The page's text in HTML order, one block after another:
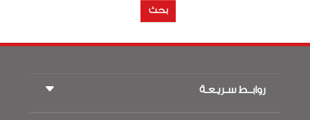
بحث
روابــط سـريـعـة